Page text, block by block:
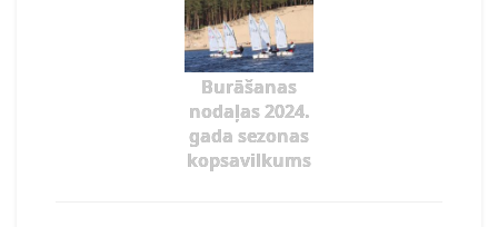
Burāšanas
nodaļas 2024.
gada sezonas
kopsavilkums